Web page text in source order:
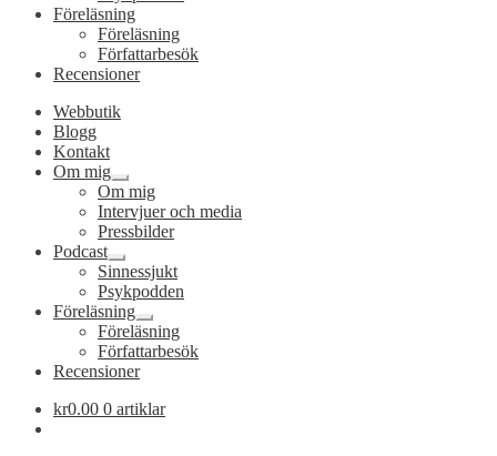
Föreläsning
Föreläsning
Författarbesök
Recensioner
Webbutik
Blogg
Kontakt
Om mig
Expandera
undermeny
Om mig
Intervjuer och media
Pressbilder
Podcast
Expandera
undermeny
Sinnessjukt
Psykpodden
Föreläsning
Expandera
undermeny
Föreläsning
Författarbesök
Recensioner
kr0.00 0 artiklar